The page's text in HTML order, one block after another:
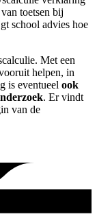
toetsen bij
school advies hoe
Met een
helpen, in
is eventueel ook
. Er vindt
van de